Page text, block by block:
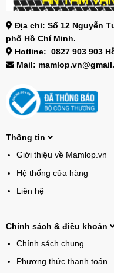
Địa chỉ: Số 12 Nguyễn
phố Hồ Chí Minh.
Hotline: 0827 903 903
Mail:
Thông tin
Giới thiệu về Mamlop.vn
Hệ thống cửa hàng
Liên hệ
Chính sách & điều khoản
Chính sách chung
Phương thức thanh toán